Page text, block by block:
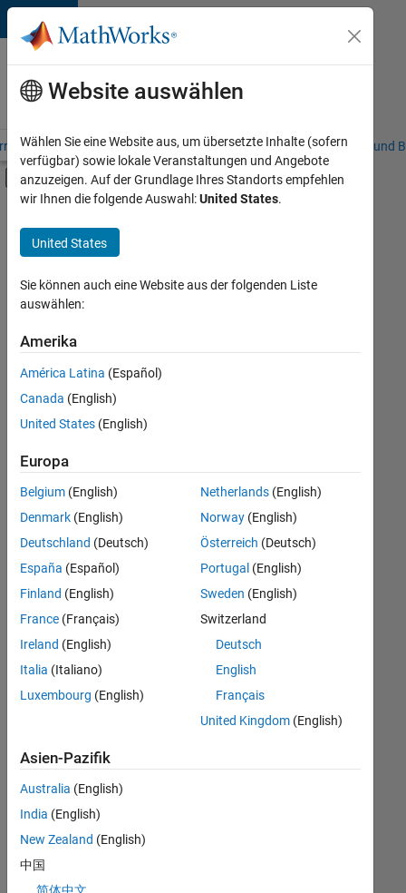
Weiter zum Inhalt
Karriere
bei
MathWorks
– Übersicht Stellensuche Niederlassungen Studierende und
Umschaltung für Off-Canvas-
Hauptinhalt
Business Applications and Tools
Product Development
Program Management
Quality Engineering
Web Applications and Services
+4
Derzeit
es
keine
offenen
Stellen,
Ihren
Suchkriterien
entsprechen.
können
die
Suchkriterien
weiter
fassen
oder
alle
Stellenangebote
anzeigen .
noch
keine
offenen
Stellen
können,
Website auswählen
Wählen Sie eine Website aus, um übersetzte Inhalte (sofern
verfügbar) sowie lokale Veranstaltungen und Angebote
anzuzeigen. Auf der Grundlage Ihres Standorts empfehlen
wir Ihnen die folgende Auswahl:United States.
United States
Sie können auch eine Website aus der folgenden Liste
auswählen:
Amerika
América Latina (Español)
Canada (English)
United States (English)
Europa
Belgium (English)
Denmark (English)
Deutschland (Deutsch)
España (Español)
Finland (English)
France (Français)
Ireland (English)
Italia (Italiano)
Luxembourg (English)
Netherlands(English)
Norway(English)
Österreich (Deutsch)
Portugal (English)
Sweden (English)
Switzerland
Deutsch
English
Français
United Kingdom(English)
Asien-Pazifik
Australia (English)
India (English)
New Zealand (English)
中国